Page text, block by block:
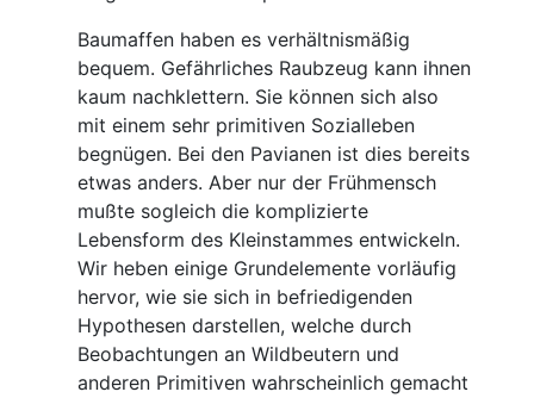
Baumaffen haben es verhältnismäßig
bequem. Gefährliches Raubzeug kann ihnen
kaum nachklettern. Sie können sich also
mit einem sehr primitiven Sozialleben
begnügen. Bei den Pavianen ist dies bereits
etwas anders. Aber nur der Frühmensch
mußte sogleich die komplizierte
Lebensform des Kleinstammes entwickeln.
Wir heben einige Grundelemente vorläufig
hervor, wie sie sich in befriedigenden
Hypothesen darstellen, welche durch
Beobachtungen an Wildbeutern und
anderen Primitiven wahrscheinlich gemacht